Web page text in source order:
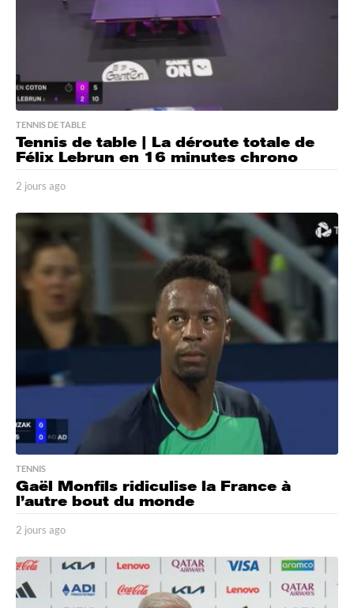
TENNIS DE TABLE
Tennis de table | La déroute totale de
Félix Lebrun en 16 minutes chrono
2 jours ago
o
u
r
a
TENNIS
Gaël Monfils ridiculise la France à
l’autre bout du monde
2 jours ago
o
r
s